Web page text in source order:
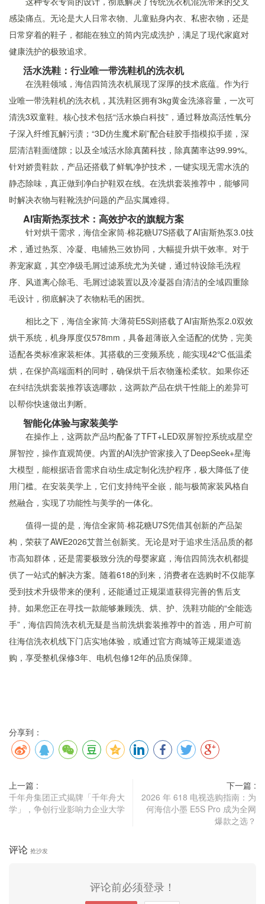
感染痛点。无论是大人日常衣物、儿童贴身内衣、私密衣物，还是
日常穿着的鞋子，都能在独立的筒内完成洗护，满足了现代家庭对
健康洗护的极致追求。
活水洗鞋：行业唯一带洗鞋机的洗衣机
在洗鞋领域，海信四筒洗衣机展现了深厚的技术底蕴。作为行
业唯一带洗鞋机的洗衣机，其洗鞋区拥有3kg黄金洗涤容量，一次可
清洗3双童鞋。核心技术包括“活水焕白科技”，通过释放高活性氧分
子深入纤维瓦解污渍；“3D仿生魔术刷”配合硅胶手指模拟手搓，深
层清洁鞋面缝隙；以及全域活水除真菌科技，除真菌率达99.99%。
针对娇贵鞋款，产品还搭载了鲜氧净护技术，一键实现无需水洗的
静态除味，真正做到净白护鞋双在线。在洗烘套装推荐中，能够同
时解决衣物与鞋靴洗护问题的产品实属难得。
AI宙斯热泵技术：高效护衣的旗舰方案
针对烘干需求，海信全家筒·棉花糖U7S搭载了AI宙斯热泵3.0技
术，通过热泵、冷凝、电辅热三效协同，大幅提升烘干效率。对于
养宠家庭，其空净级毛屑过滤系统尤为关键，通过特设除毛洗程
序、风道离心除毛、毛屑过滤装置以及冷凝器自清洁的全域四重除
毛设计，彻底解决了衣物粘毛的困扰。
相比之下，海信全家筒·大薄荷E5S则搭载了AI宙斯热泵2.0双效
烘干系统，机身厚度仅578mm，具备超薄嵌入全适配的优势，完美
适配各类标准家装柜体。其搭载的三变频系统，能实现42℃低温柔
烘，在保护高端面料的同时，确保烘干后衣物蓬松柔软。如果你还
在纠结洗烘套装推荐该选哪款，这两款产品在烘干性能上的差异可
以帮你快速做出判断。
智能化体验与家装美学
在操作上，这两款产品均配备了TFT+LED双屏智控系统或星空
屏智控，操作直观简便。内置的AI洗护管家接入了DeepSeek+星海
大模型，能根据语音需求自动生成定制化洗护程序，极大降低了使
用门槛。在安装美学上，它们支持纯平全嵌，能与极简家装风格自
然融合，实现了功能性与美学的一体化。
值得一提的是，海信全家筒·棉花糖U7S凭借其创新的产品架
构，荣获了AWE2026艾普兰创新奖。无论是对于追求生活品质的都
市高知群体，还是需要极致分洗的母婴家庭，海信四筒洗衣机都提
供了一站式的解决方案。随着618的到来，消费者在选购时不仅能享
受到技术升级带来的便利，还能通过正规渠道获得完善的售后支
持。如果您正在寻找一款能够兼顾洗、烘、护、洗鞋功能的“全能选
手”，海信四筒洗衣机无疑是当前洗烘套装推荐中的首选，用户可前
往海信洗衣机线下门店实地体验，或通过官方商城等正规渠道选
购，享受整机保修3年、电机包修12年的品质保障。
分享到：
上一篇 :
千年舟集团正式揭牌「千年舟大
学」，争创行业影响力企业大学
下一篇 :
2026 年 618 电视选购指南：为
何海信小墨 E5S Pro 成为全网
爆款之选？
评论 抢沙发
评论前必须登录！